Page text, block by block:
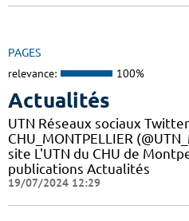
PAGES
relevance: 100%
Actualités
UTN Réseaux sociaux
CHU_MONTPELLIER
site L'UTN du CHU de
publications Actualités
19/07/2024 12:29